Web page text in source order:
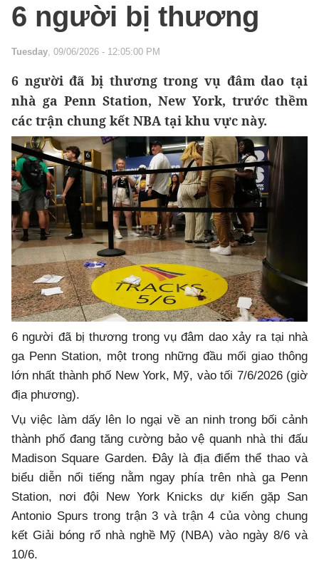
6 người bị thương
Tuesday, 09/06/2026 - 12:05:00 PM
6 người đã bị thương trong vụ đâm dao tại
nhà ga Penn Station, New York, trước thềm
các trận chung kết NBA tại khu vực này.
6 người đã bị thương trong vụ đâm dao xảy ra tại nhà
ga Penn Station, một trong những đầu mối giao thông
lớn nhất thành phố New York, Mỹ, vào tối 7/6/2026 (giờ
địa phương).
Vụ việc làm dấy lên lo ngại về an ninh trong bối cảnh
thành phố đang tăng cường bảo vệ quanh nhà thi đấu
Madison Square Garden. Đây là địa điểm thể thao và
biểu diễn nổi tiếng nằm ngay phía trên nhà ga Penn
Station, nơi đội New York Knicks dự kiến gặp San
Antonio Spurs trong trận 3 và trận 4 của vòng chung
kết Giải bóng rổ nhà nghề Mỹ (NBA) vào ngày 8/6 và
10/6.